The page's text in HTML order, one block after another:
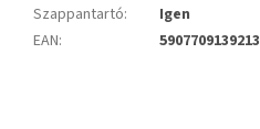
Szappantartó:
Igen
EAN: 5907709139213